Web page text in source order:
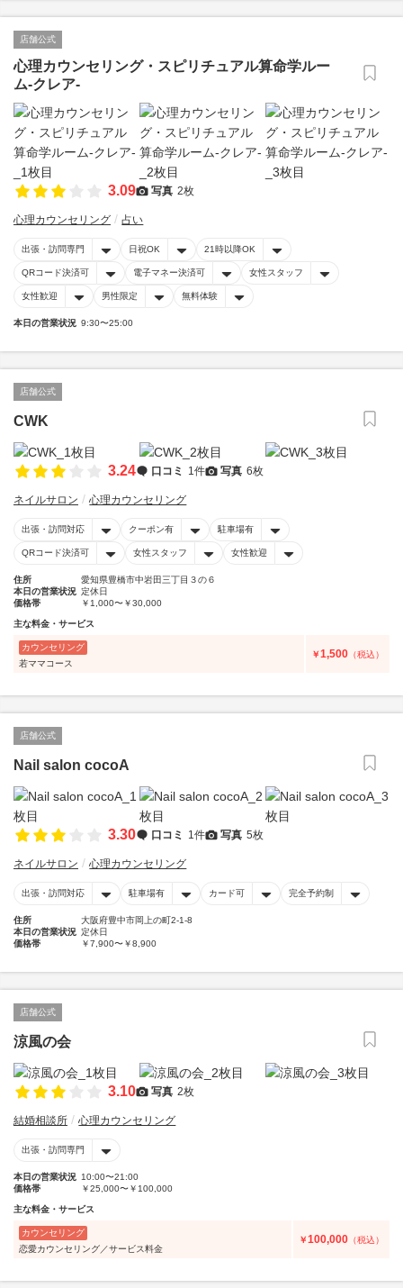
店舗公式
心理カウンセリング・スピリチュアル算命学ルー
ム-クレア-
3.09 写真 2枚
心理カウンセリング 占い
出張・訪問専門 日祝OK 21時以降OK
QRコード決済可 電子マネー決済可 女性スタッフ
女性歓迎 男性限定 無料体験
本日の営業状況 9:30〜25:00
店舗公式
CWK
3.24 口コミ 1件 写真 6枚
ネイルサロン 心理カウンセリング
出張・訪問対応 クーポン有 駐車場有
QRコード決済可 女性スタッフ 女性歓迎
住所
愛知県豊橋市中岩田三丁目３の６
本日の営業状況 定休日
価格帯
￥1,000〜￥30,000
主な料金・サービス
カウンセリング
若ママコース
￥1,500 （税込）
店舗公式
Nail salon cocoA
3.30 口コミ 1件 写真 5枚
ネイルサロン 心理カウンセリング
出張・訪問対応 駐車場有 カード可 完全予約制
住所
大阪府豊中市岡上の町2-1-8
本日の営業状況 定休日
価格帯
￥7,900〜￥8,900
店舗公式
涼風の会
3.10 写真 2枚
結婚相談所 心理カウンセリング
出張・訪問専門
本日の営業状況 10:00〜21:00
価格帯
￥25,000〜￥100,000
主な料金・サービス
カウンセリング
恋愛カウンセリング／サービス料金
￥100,000 （税込）